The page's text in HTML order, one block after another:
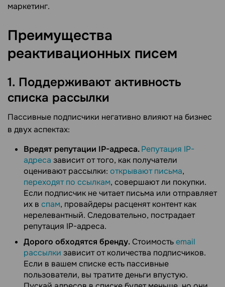
маркетинг.
Преимущества
реактивационных писем
1. Поддерживают активность
списка рассылки
Пассивные подписчики негативно влияют на бизнес
в двух аспектах:
Вредят репутации IP-адреса.Репутация IP-
адреса зависит от того, как получатели
оценивают рассылки: открывают письма,
переходят по ссылкам, совершают ли покупки.
Если подписчик не читает письма или отправляет
их в спам, провайдеры расценят контент как
нерелевантный. Следовательно, пострадает
репутация IP-адреса.
Дорого обходятся бренду.Стоимостьemail
рассылки зависит от количества подписчиков.
Если в вашем списке есть пассивные
пользователи, вы тратите деньги впустую.